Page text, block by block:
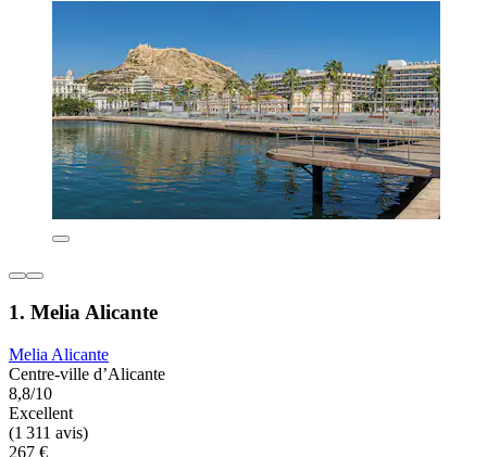
1. Melia Alicante
Melia Alicante
Centre-ville d’Alicante
8,8/10
Excellent
(1 311 avis)
267 €